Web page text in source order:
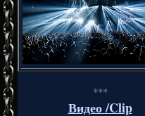
***
Видео /Clip